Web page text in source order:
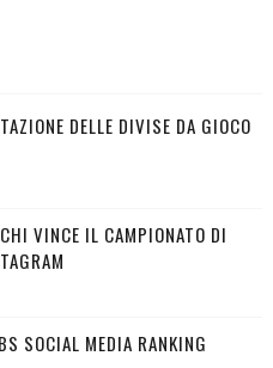
DELLE DIVISE DA GIOCO
VINCE IL CAMPIONATO DI
SOCIAL MEDIA RANKING